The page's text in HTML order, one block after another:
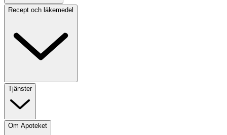
Recept och läkemedel
Tjänster
Om Apoteket